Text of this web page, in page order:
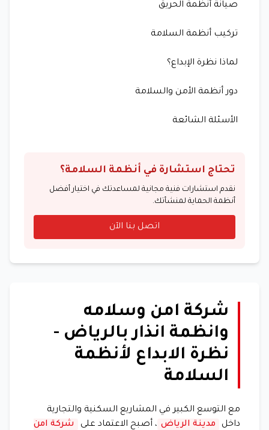
صيانة أنظمة الحريق
تركيب أنظمة السلامة
لماذا نظرة الإبداع؟
دور أنظمة الأمن والسلامة
الأسئلة الشائعة
تحتاج استشارة في أنظمة السلامة؟
نقدم استشارات فنية مجانية لمساعدتك في اختيار أفضل
أنظمة الحماية لمنشأتك.
اتصل بنا الآن
شركة امن وسلامه
وانظمة انذار بالرياض -
نظرة الابداع لأنظمة
السلامة
مع التوسع الكبير في المشاريع السكنية والتجارية
داخل
مدينة الرياض ، أصبح الاعتماد على
شركة امن